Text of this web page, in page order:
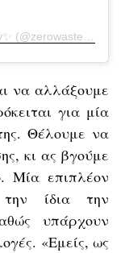
να αλλάξουμε
για μία
Θέλουμε να
κι ας βγούμε
Μία επιπλέον
ίδια την
υπάρχουν
«Εμείς, ως